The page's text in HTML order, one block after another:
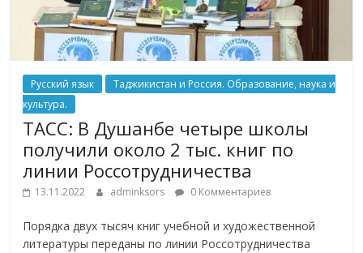
Русский язык
Таджикистан и Россия. Образование, наука и
культура.
ТАСС: В Душанбе четыре школы
получили около 2 тыс. книг по
линии Россотрудничества
13.11.2022 adminksors 0 Комментариев
Порядка двух тысяч книг учебной и художественной
литературы переданы по линии Россотрудничества